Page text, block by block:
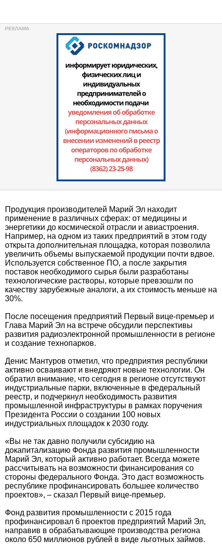
Продукция производителей Марий Эл находит
применение в различных сферах: от медицины и
энергетики до космической отрасли и авиастроения.
Например, на одном из таких предприятий в этом году
открыта дополнительная площадка, которая позволила
увеличить объемы выпускаемой продукции почти вдвое.
Используется собственное ПО, а после закрытия
поставок необходимого сырья были разработаны
технологические растворы, которые превзошли по
качеству зарубежные аналоги, а их стоимость меньше на
30%.
После посещения предприятий Первый вице-премьер и
Глава Марий Эл на встрече обсудили перспективы
развития радиоэлектронной промышленности в регионе
и создание технопарков.
Денис Мантуров отметил, что предприятия республики
активно осваивают и внедряют новые технологии. Он
обратил внимание, что сегодня в регионе отсутствуют
индустриальные парки, включенные в федеральный
реестр, и подчеркнул необходимость развития
промышленной инфраструктуры в рамках поручения
Президента России о создании 100 новых
индустриальных площадок к 2030 году.
«Вы не так давно получили субсидию на
докапитализацию Фонда развития промышленности
Марий Эл, который активно работает. Всегда можете
рассчитывать на возможности финансирования со
стороны федерального Фонда. Это даст возможность
республике профинансировать большее количество
проектов», – сказал Первый вице-премьер.
Фонд развития промышленности с 2015 года
профинансировал 6 проектов предприятий Марий Эл,
направив в обрабатывающие производства региона
около 650 миллионов рублей в виде льготных займов.